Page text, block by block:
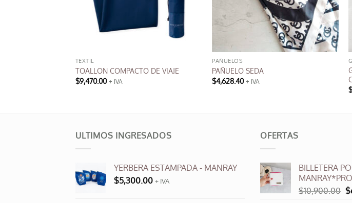
TEXTIL
TOALLON COMPACTO DE VIAJE
$9,470.00 + IVA
variantes.
Las
se
pueden
PAÑUELOS
PAÑUELO SEDA
$4,628.40 + IVA
ULTIMOS INGRESADOS
YERBERA ESTAMPADA - MANRAY
$5,300.00 + IVA
OFERTAS
BILLETERA
$10,900.00 El
$